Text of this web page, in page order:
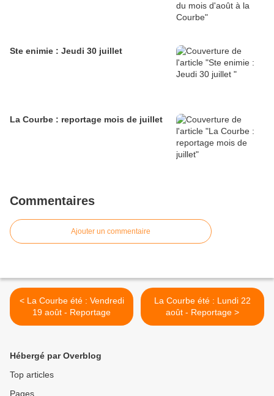
Ste enimie : Jeudi 30 juillet
La Courbe : reportage mois de juillet
Commentaires
Ajouter un commentaire
< La Courbe été : Vendredi
19 août - Reportage
La Courbe été : Lundi 22
août - Reportage >
Hébergé par Overblog
Top articles
Pages